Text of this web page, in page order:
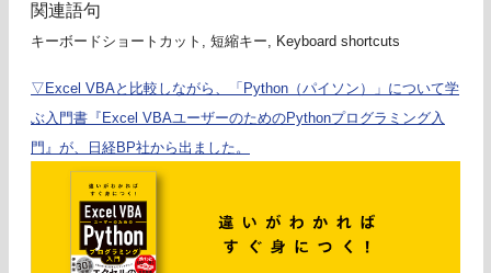
関連語句
キーボードショートカット, 短縮キー, Keyboard shortcuts
▽Excel VBAと比較しながら、「Python（パイソン）」について学
ぶ入門書『Excel VBAユーザーのためのPythonプログラミング入
門』が、日経BP社から出ました。